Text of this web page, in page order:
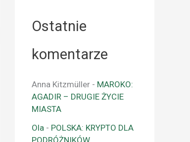
Ostatnie
komentarze
Anna Kitzmüller - MAROKO:
AGADIR – DRUGIE ŻYCIE
MIASTA
Ola - POLSKA: KRYPTO DLA
PODRÓŻNIKÓW